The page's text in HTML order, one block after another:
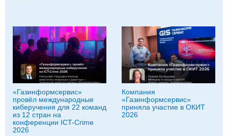
«Газинформсервис»
провёл международные
киберучения для 22 команд
из 12 стран на
конференции ICT-Crime
2026
Компания
«Газинформсервис»
приняла участие в ОКИТ
2026